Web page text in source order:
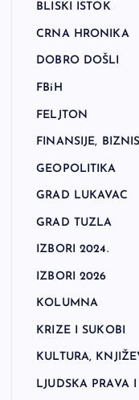
BLISKI ISTOK
CRNA HRONIKA
DOBRO DOŠLI
FBiH
FELJTON
FINANSIJE,
GEOPOLITIKA
GRAD LUKAVAC
GRAD TUZLA
IZBORI 2024.
IZBORI 2026
KOLUMNA
KRIZE I SUKOBI
KULTURA,
LJUDSKA PRAVA